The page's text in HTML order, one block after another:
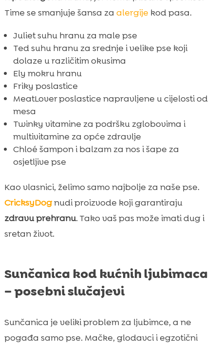
Time se smanjuje šansa za alergije kod pasa.
Juliet suhu hranu za male pse
Ted suhu hranu za srednje i velike pse koji
dolaze u različitim okusima
Ely mokru hranu
Friky poslastice
MeatLover poslastice napravljene u cijelosti od
mesa
Twinky vitamine za podršku zglobovima i
multivitamine za opće zdravlje
Chloé šampon i balzam za nos i šape za
osjetljive pse
Kao vlasnici, želimo samo najbolje za naše pse.
CricksyDognudi proizvode koji garantiraju
zdravu prehranu. Tako vaš pas može imati dug i
sretan život.
Sunčanica kod kućnih ljubimaca
– posebni slučajevi
Sunčanica je veliki problem za ljubimce, a ne
pogađa samo pse. Mačke, glodavci i egzotični